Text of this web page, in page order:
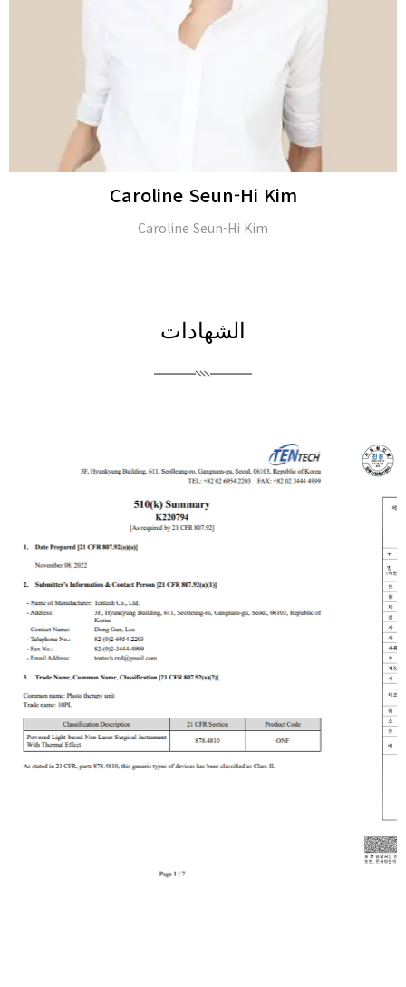
JongSeo Kim
Director of ‘Kim-JongSeo Plastic Surgery Clinic’ in (Seoul,
الشهادات